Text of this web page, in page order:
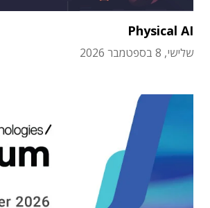
Physical AI
שלישי, 8 בספטמבר 2026